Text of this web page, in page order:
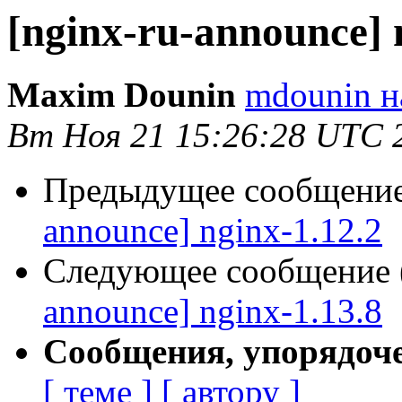
[nginx-ru-announce]
Maxim Dounin mdounin
Вт Ноя 21 15:26:28 UTC
Предыдущее
announce] nginx-1.12.2
Следующее сообщение
announce] nginx-1.13.8
Сообщения,
[ теме ] [ автору ]